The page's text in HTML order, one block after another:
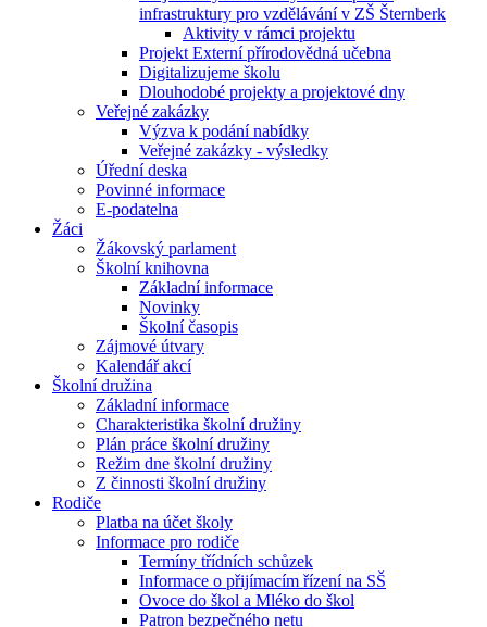
infrastruktury pro vzdělávání v ZŠ Šternberk
Aktivity v rámci projektu
Projekt Externí přírodovědná učebna
Digitalizujeme školu
Dlouhodobé projekty a projektové dny
Veřejné zakázky
Výzva k podání nabídky
Veřejné zakázky - výsledky
Úřední deska
Povinné informace
E-podatelna
Žáci
Žákovský parlament
Školní knihovna
Základní informace
Novinky
Školní časopis
Zájmové útvary
Kalendář akcí
Školní družina
Základní informace
Charakteristika školní družiny
Plán práce školní družiny
Režim dne školní družiny
Z činnosti školní družiny
Rodiče
Platba na účet školy
Informace pro rodiče
Termíny třídních schůzek
Informace o přijímacím řízení na SŠ
Ovoce do škol a Mléko do škol
Patron bezpečného netu